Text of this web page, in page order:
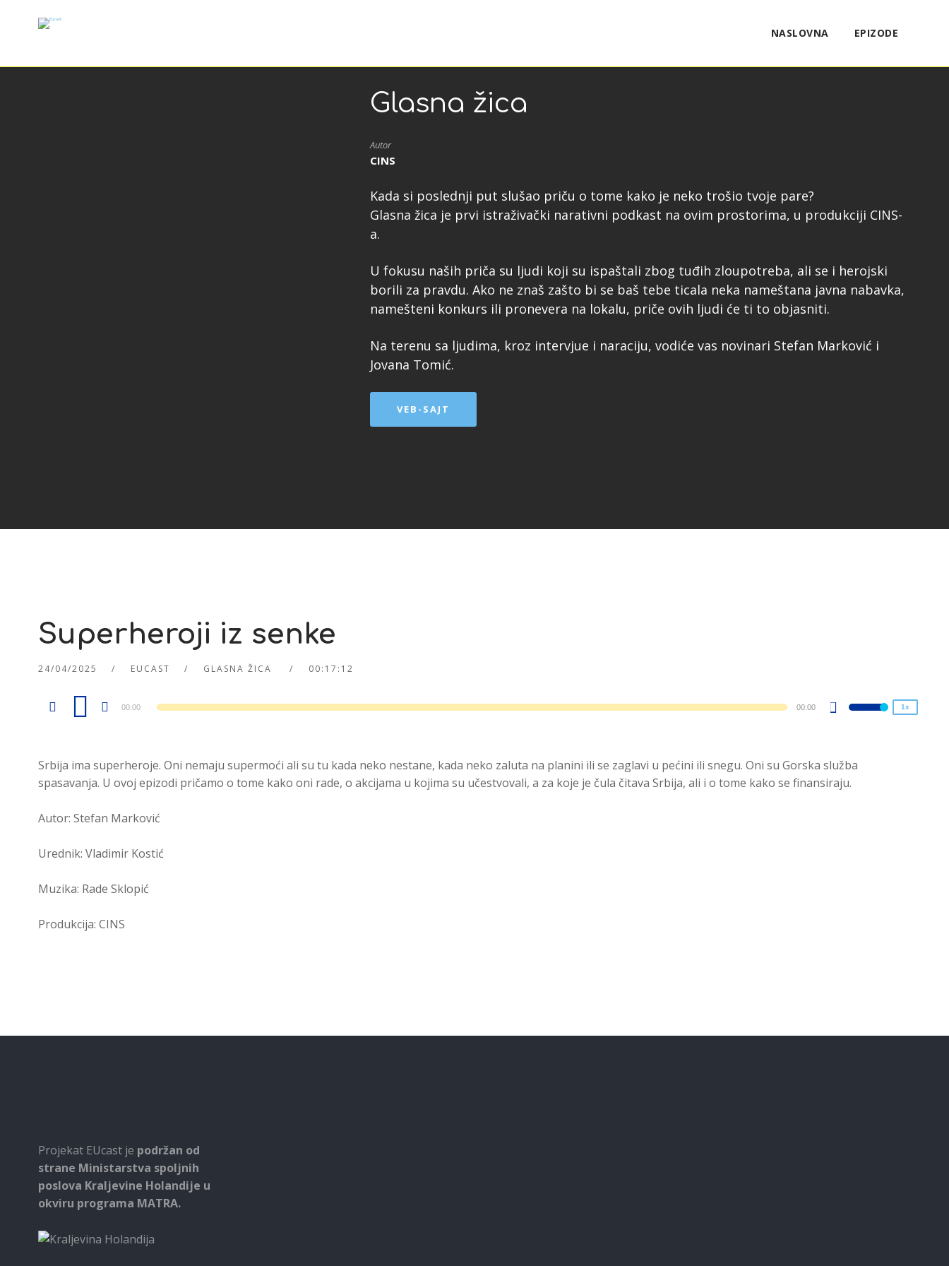
NASLOVNA EPIZODE
Glasna žica
Autor
CINS
Kada si poslednji put slušao priču o tome kako je neko trošio tvoje pare?
Glasna žica je prvi istraživački narativni podkast na ovim prostorima, u produkciji CINS-
a.
U fokusu naših priča su ljudi koji su ispaštali zbog tuđih zloupotreba, ali se i herojski
borili za pravdu. Ako ne znaš zašto bi se baš tebe ticala neka nameštana javna nabavka,
namešteni konkurs ili pronevera na lokalu, priče ovih ljudi će ti to objasniti.
Na terenu sa ljudima, kroz intervjue i naraciju, vodiće vas novinari Stefan Marković i
Jovana Tomić.
VEB-SAJT
Superheroji iz senke
24/04/2025 EUCAST GLASNA ŽICA 00:17:12
Audio
00:00 00:00
Use
keys
to
1x
Srbija ima superheroje. Oni nemaju supermoći ali su tu kada neko nestane, kada neko zaluta na planini ili se zaglavi u pećini ili snegu. Oni su Gorska služba
spasavanja. U ovoj epizodi pričamo o tome kako oni rade, o akcijama u kojima su učestvovali, a za koje je čula čitava Srbija, ali i o tome kako se finansiraju.
Autor: Stefan Marković
Urednik: Vladimir Kostić
Muzika: Rade Sklopić
Produkcija: CINS
Projekat EUcast je podržan od
strane Ministarstva spoljnih
poslova Kraljevine Holandije u
okviru programa MATRA.